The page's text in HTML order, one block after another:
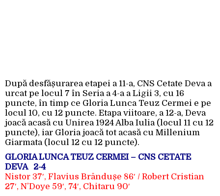
După desfășurarea etapei a 11-a, CNS Cetate Deva a
urcat pe locul 7 în Seria a 4-a a Ligii 3, cu 16
puncte, în timp ce Gloria Lunca Teuz Cermei e pe
locul 10, cu 12 puncte. Etapa viitoare, a 12-a, Deva
joacă acasă cu Unirea 1924 Alba Iulia (locul 11 cu 12
puncte), iar Gloria joacă tot acasă cu Millenium
Giarmata (locul 12 cu 12 puncte).
GLORIA LUNCA TEUZ CERMEI – CNS CETATE
DEVA 2-4
Nistor 37′, Flavius Brândușe 86′ / Robert Cristian
27′, N’Doye 59′, 74′, Chitaru 90′